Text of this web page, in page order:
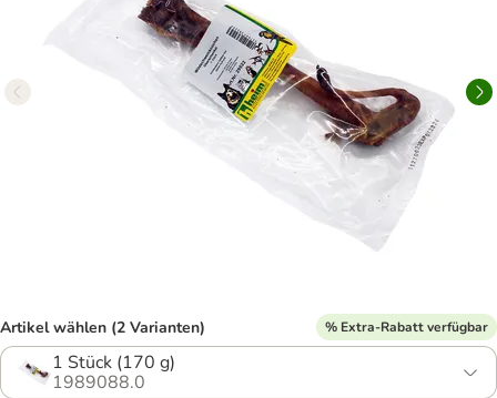
Artikel wählen (2 Varianten) % Extra-Rabatt verfügbar
1 Stück (170 g)
1989088.0